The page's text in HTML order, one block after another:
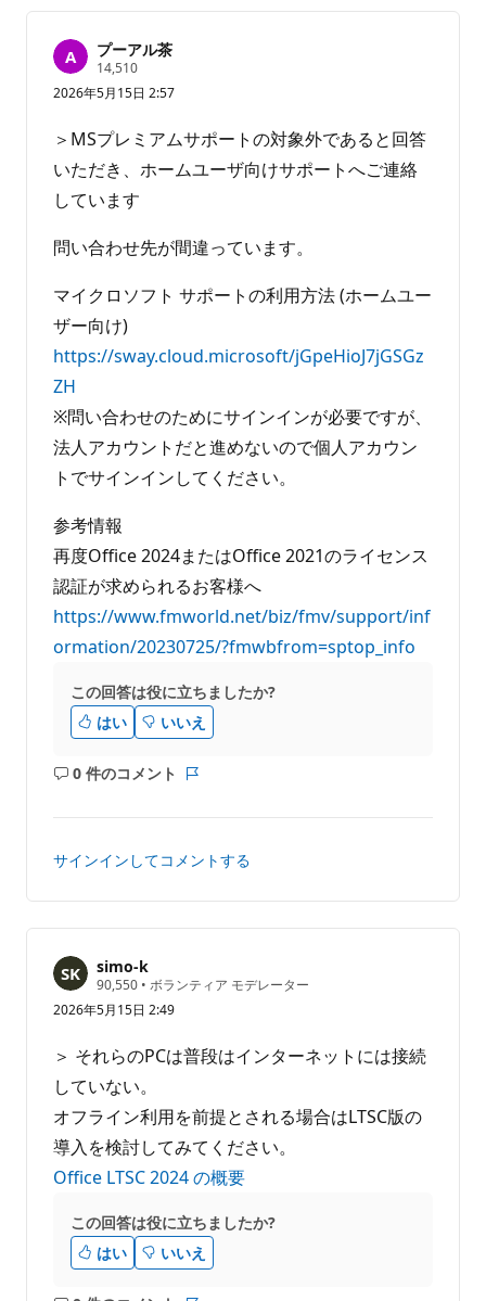
せ
ん
プーアル茶
14,510評
価
の
イ
ン
ト
2026年5月15日 2:57
＞MSプレミアムサポートの対象外であると回答
いただき、ホームユーザ向けサポートへご連絡
しています
問い合わせ先が間違っています。
マイクロソフト サポートの利用方法 (ホームユー
ザー向け)
https://sway.cloud.microsoft/jGpeHioJ7jGSGz
ZH
※問い合わせのためにサインインが必要ですが、
法人アカウントだと進めないので個人アカウン
トでサインインしてください。
参考情報
再度Office 2024またはOffice 2021のライセンス
認証が求められるお客様へ
https://www.fmworld.net/biz/fmv/support/inf
ormation/20230725/?fmwbfrom=sptop_info
この回答は役に立ちましたか?
はい
いいえ
0 件のコメント
コ
ト
あ
せ
ん
ト
サインインしてコメントする
simo-k
90,550 評
価
の
イ
ン
• ボランティア モデレーター
2026年5月15日 2:49
＞ それらのPCは普段はインターネットには接続
していない。
オフライン利用を前提とされる場合はLTSC版の
導入を検討してみてください。
Office LTSC 2024 の概要
この回答は役に立ちましたか?
はい
いいえ